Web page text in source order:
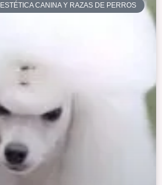
ESTÉTICA CANINA Y RAZAS DE PERROS